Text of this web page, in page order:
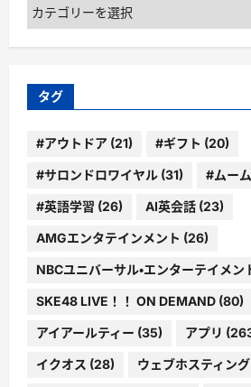
カ
ゴ
ー
タグ
#アウトドア (21) #ギフト (20)
#サロンドロワイヤル (31) #ムー
#英語学習 (26) AI英会話 (23)
AMGエンタテインメント (26)
NBCユニバーサル・エンターテイメン
SKE48 LIVE！！ ON DEMAND (80)
アイアールティー (35) アプリ
イクオス (28) ウェブホスティング